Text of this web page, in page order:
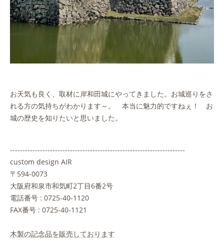
お天気も良く、取材に岸和田城にやってきました。お城巡りをさ
れる方の気持ちがわかります～。 本当に魅力的ですねぇ！ お
城の歴史を知りたいと思いました。
----------------------------------------------------------------------
custom design AIR
〒594-0073
大阪府和泉市和気町2丁目6番2号
電話番号 : 0725-40-1120
FAX番号 : 0725-40-1121
木製の記念品を販売しております